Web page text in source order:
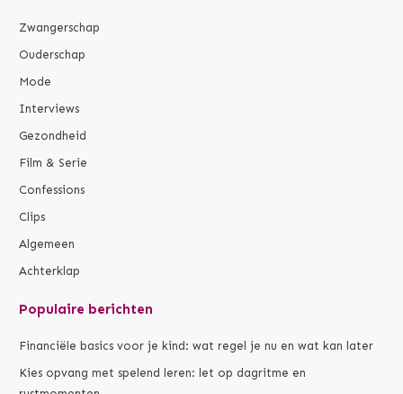
Zwangerschap
Ouderschap
Mode
Interviews
Gezondheid
Film & Serie
Confessions
Clips
Algemeen
Achterklap
Populaire berichten
Financiële basics voor je kind: wat regel je nu en wat kan later
Kies opvang met spelend leren: let op dagritme en